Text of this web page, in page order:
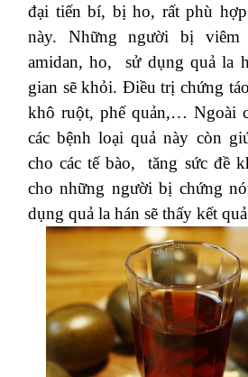
đại tiến bí, bị ho, rất phù
này. Những người bị viêm
amidan, ho, sử dụng quả la
gian sẽ khỏi. Điều trị chứng
khô ruột, phế quản,… Ngoài
các bệnh loại quả này còn
cho các tế bào, tăng sức đề
cho những người bị chứng
dụng quả la hán sẽ thấy kết